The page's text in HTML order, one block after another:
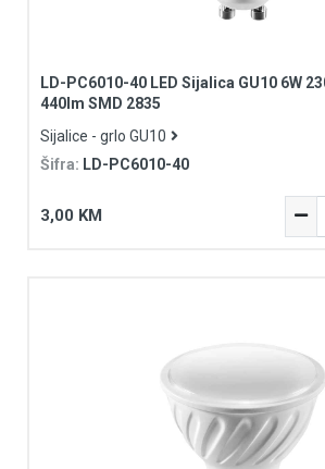
LD-PC6010-40 LED Sijalica GU10 6W
440lm SMD 2835
Sijalice - grlo GU10
Šifra: LD-PC6010-40
3,00 KM